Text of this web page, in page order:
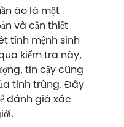
áo là một
và cần thiết
tính mệnh sinh
kiểm tra này,
tin cậy cũng
tinh trùng. Đây
đánh giá xác